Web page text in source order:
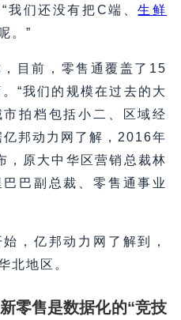
我们还没有把C端、生鲜
。”
目前，零售通覆盖了15
“我们的规模在过去的大
拍档包括小二、区域经
邦动力网了解，2016年
，原大中华区营销总裁林
巴副总裁、零售通事业
，亿邦动力网了解到，
北地区。
零售是数据化的“竞技